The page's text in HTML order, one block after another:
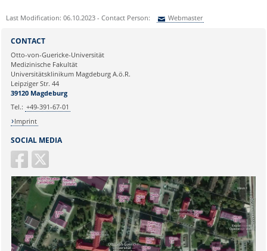
Last Modification: 06.10.2023 - Contact Person: Webmaster
Ihre E-Mailadresse:
Ihr Anliegen:
SOCIAL MEDIA
CONTACT
Otto-von-Guericke-Universität
Medizinische Fakultät
Universitätsklinikum Magdeburg A.ö.R.
Leipziger Str. 44
39120 Magdeburg
Tel.: +49-391-67-01
Imprint